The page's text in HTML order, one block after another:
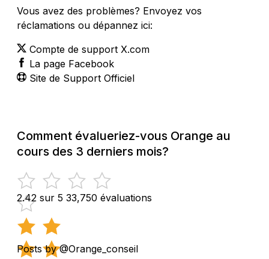
Vous avez des problèmes? Envoyez vos
réclamations ou dépannez ici:
Compte de support X.com
La page Facebook
Site de Support Officiel
Comment évalueriez-vous Orange au
cours des 3 derniers mois?
2.42 sur 5 33,750 évaluations
Posts by @Orange_conseil